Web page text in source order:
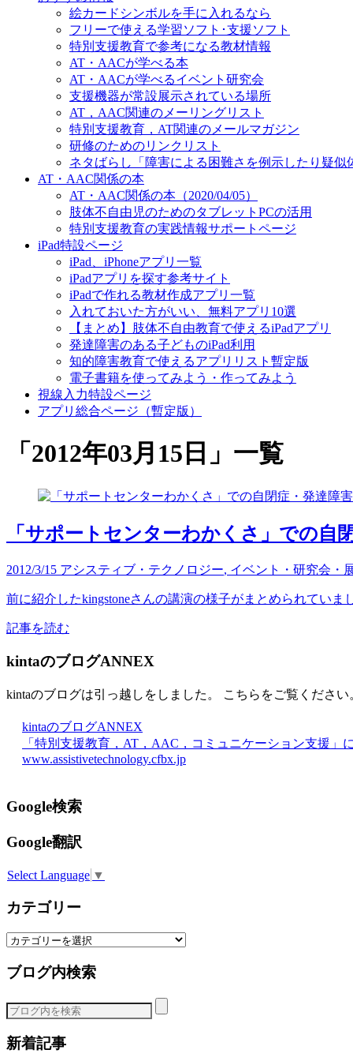
絵カードシンボルを手に入れるなら
フリーで使える学習ソフト･支援ソフト
特別支援教育で参考になる教材情報
AT・AACが学べる本
AT・AACが学べるイベント研究会
支援機器が常設展示されている場所
AT，AAC関連のメーリングリスト
特別支援教育，AT関連のメールマガジン
研修のためのリンクリスト
ネタばらし「障害による困難さを例示したり疑似
AT・AAC関係の本
AT・AAC関係の本（2020/04/05）
肢体不自由児のためのタブレットPCの活用
特別支援教育の実践情報サポートページ
iPad特設ページ
iPad、iPhoneアプリ一覧
iPadアプリを探す参考サイト
iPadで作れる教材作成アプリ一覧
入れておいた方がいい、無料アプリ10選
【まとめ】肢体不自由教育で使えるiPadアプリ
発達障害のある子どものiPad利用
知的障害教育で使えるアプリリスト暫定版
電子書籍を使ってみよう・作ってみよう
視線入力特設ページ
アプリ総合ページ（暫定版）
「 2012年03月15日 」 一覧
「サポートセンターわかくさ」での自
2012/3/15 アシスティブ・テクノロジー, イベント・研究会・
前に紹介したkingstoneさんの講演の様子がまとめられてい
記事を読む
kintaのブログANNEX
kintaのブログは引っ越しをしました。 こちらをご覧ください
kintaのブログANNEX
「特別支援教育，AT，AAC，コミュニケーション支援」
www.assistivetechnology.cfbx.jp
Google検索
Google翻訳
Select Language ▼
カテゴリー
カ
ゴ
ー
ブログ内検索
新着記事